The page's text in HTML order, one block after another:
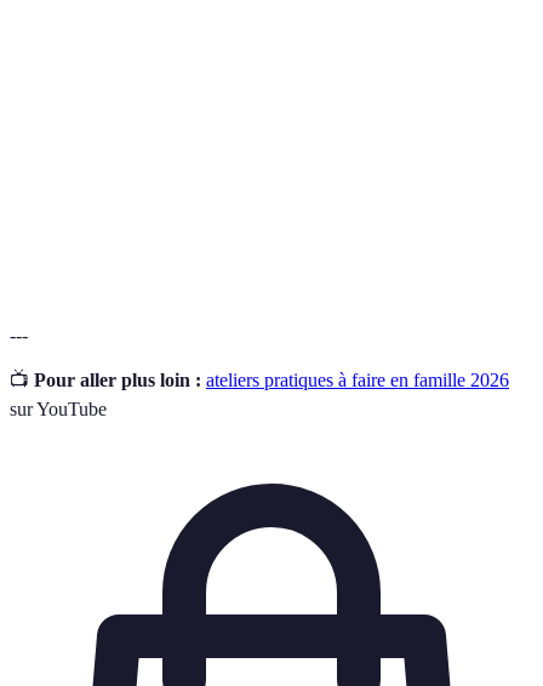
---
📺 Pour aller plus loin : ateliers pratiques à faire en famille 2026
sur YouTube